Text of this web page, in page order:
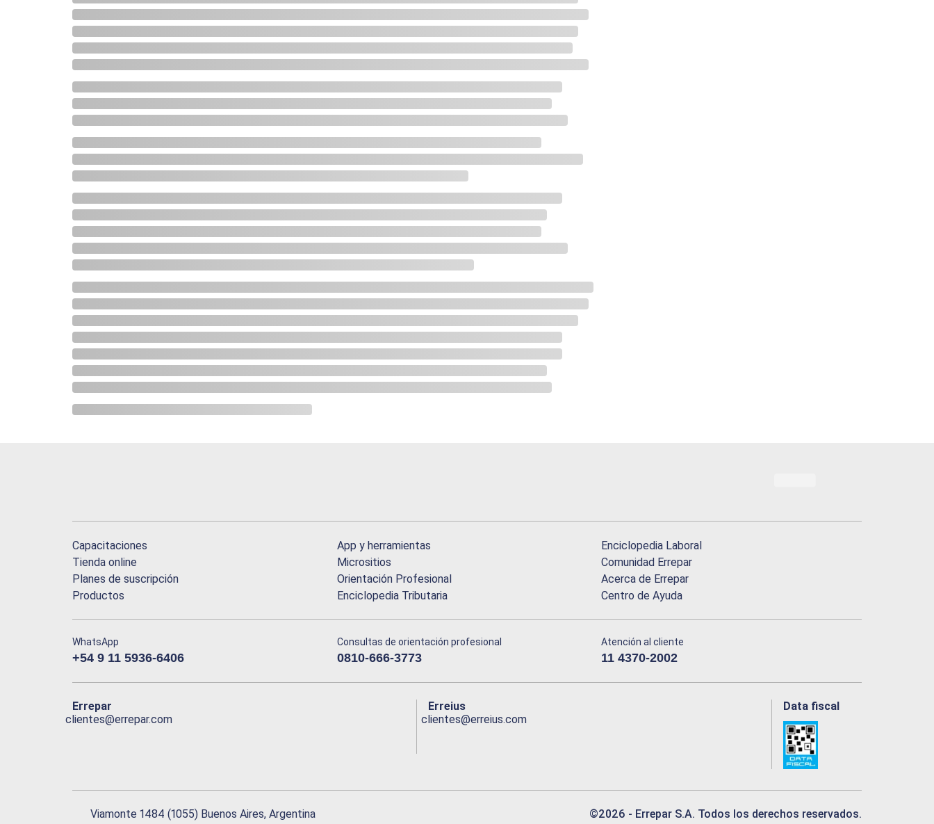
Capacitaciones
Tienda online
Planes de suscripción
Productos
App y herramientas
Micrositios
Orientación Profesional
Enciclopedia Tributaria
Enciclopedia Laboral
Comunidad Errepar
Acerca de Errepar
Centro de Ayuda
WhatsApp
+54 9 11 5936-6406
Consultas de orientación profesional
0810-666-3773
Atención al cliente
11 4370-2002
Errepar
clientes@errepar.com
Erreius
clientes@erreius.com
Data fiscal
Viamonte 1484 (1055) Buenos Aires, Argentina ©2026 - Errepar S.A. Todos los derechos reservados.